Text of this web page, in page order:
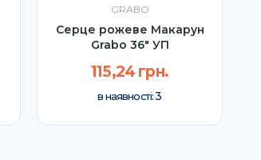
GRABO
Серце рожеве Макарун
Grabo 36″ УП
115,24 грн.
в наявності:3